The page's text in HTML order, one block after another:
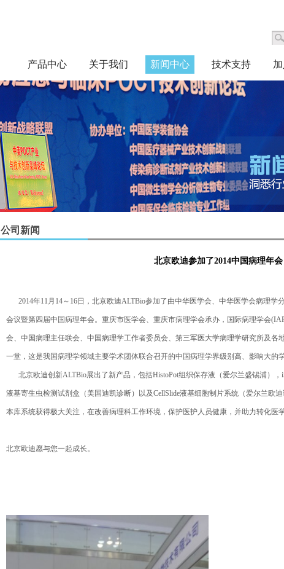
产品中心 关于我们 新闻中心 技术支持
公司新闻
北京欧迪参加了2014中国病理年会
2014年11月14～16日，北京欧迪ALTBio参加了由中华医学会、中华医学会病理
会议暨第四届中国病理年会。重庆市医学会、重庆市病理学会承办，国际病理学会
会、中国病理主任联会、中国病理学工作者委员会、第三军医大学病理学研究所及各
一堂，这是我国病理学领域主要学术团体联合召开的中国病理学界级别高、影响大的学
北京欧迪创新ALTBio展出了新产品，包括HistoPot组织保存液（爱尔兰盛锡浦）
液基寄生虫检测试剂盒（美国迪凯诊断）以及CellSlide液基细胞制片系统（爱尔兰欧
本库系统获得极大关注，在改善病理科工作环境，保护医护人员健康，并助力转化医
北京欧迪愿与您一起成长。